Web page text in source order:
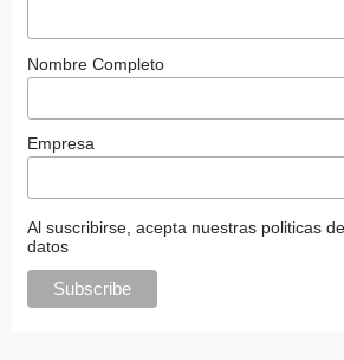
Nombre Completo
Empresa
Al suscribirse, acepta nuestras politicas
datos